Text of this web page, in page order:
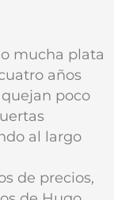
mucha plata
años
poco
al largo
de precios,